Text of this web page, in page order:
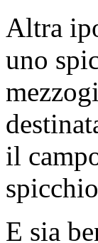
Altra
uno
il
E sia